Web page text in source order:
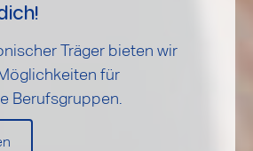
Träger bieten wir
für
Berufsgruppen.